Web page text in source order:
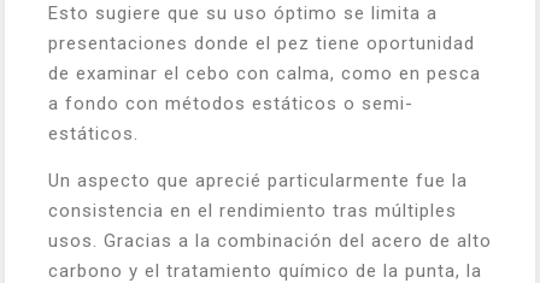
Esto sugiere que su uso óptimo se limita a
presentaciones donde el pez tiene oportunidad
de examinar el cebo con calma, como en pesca
a fondo con métodos estáticos o semi-
estáticos.
Un aspecto que aprecié particularmente fue la
consistencia en el rendimiento tras múltiples
usos. Gracias a la combinación del acero de alto
carbono y el tratamiento químico de la punta, la